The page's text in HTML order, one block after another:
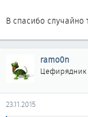
В спасибо
ramo0n
Цефирядник
23.11.2015